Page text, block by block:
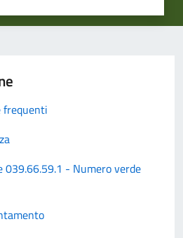
frequenti
039.66.59.1 - Numero verde